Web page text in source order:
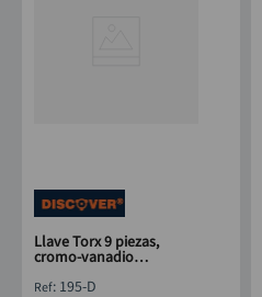
Llave Torx 9 piezas,
cromo-vanadio
: 195-D